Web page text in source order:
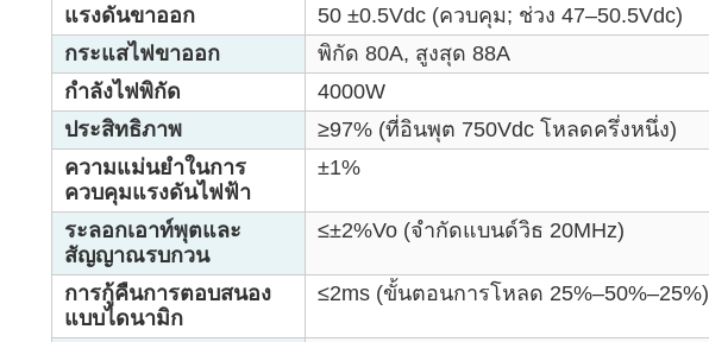
แรงดันขาออก
50 ±0.5Vdc (ควบคุม; ช่วง 47–50.5Vdc)
กระแสไฟขาออก
พิกัด 80A, สูงสุด 88A
กำลังไฟพิกัด
4000W
ประสิทธิภาพ
≥97% (ที่อินพุต 750Vdc โหลดครึ่งหนึ่ง)
ความแม่นยำในการ
ควบคุมแรงดันไฟฟ้า
±1%
ระลอกเอาท์พุตและ
สัญญาณรบกวน
≤±2%Vo (จำกัดแบนด์วิธ 20MHz)
การกู้คืนการตอบสนอง
แบบไดนามิก
≤2ms (ขั้นตอนการโหลด 25%–50%–25%)